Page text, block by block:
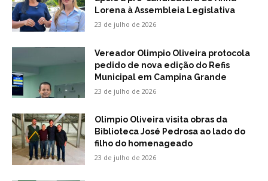
Lorena à Assembleia Legislativa
23 de julho de 2026
Vereador Olimpio Oliveira protocola
pedido de nova edição do Refis
Municipal em Campina Grande
23 de julho de 2026
Olimpio Oliveira visita obras da
Biblioteca José Pedrosa ao lado do
filho do homenageado
23 de julho de 2026